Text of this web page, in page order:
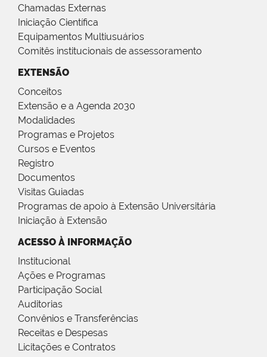
Chamadas Externas
Iniciação Científica
Equipamentos Multiusuários
Comitês institucionais de assessoramento
EXTENSÃO
Conceitos
Extensão e a Agenda 2030
Modalidades
Programas e Projetos
Cursos e Eventos
Registro
Documentos
Visitas Guiadas
Programas de apoio à Extensão Universitária
Iniciação à Extensão
ACESSO À INFORMAÇÃO
Institucional
Ações e Programas
Participação Social
Auditorias
Convênios e Transferências
Receitas e Despesas
Licitações e Contratos